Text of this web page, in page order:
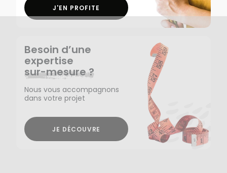
J'EN PROFITE
Besoin d’une
expertise
sur-mesure ?
Nous vous accompagnons
dans votre projet
JE DÉCOUVRE